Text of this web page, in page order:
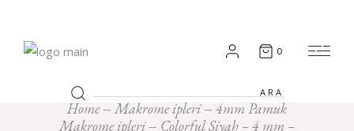
0
Search
for:
Home Makrome ipleri
4mm Pamuk
Makrome ipleri
Colorful Siyah – 4 mm –